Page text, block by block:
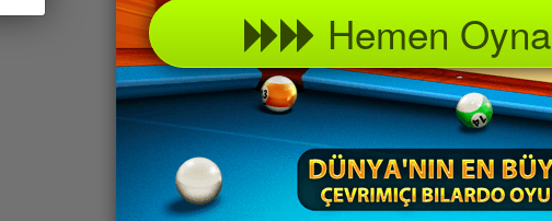
Hemen Oyna